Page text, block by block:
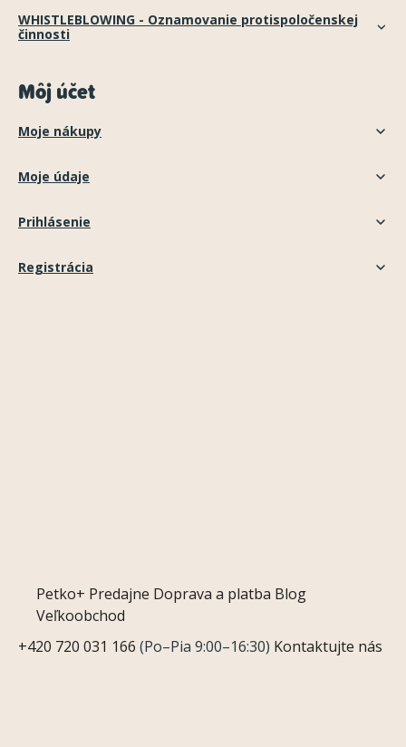
WHISTLEBLOWING - Oznamovanie protispoločenskej
činnosti
Môj účet
Moje nákupy
Moje údaje
Prihlásenie
Registrácia
Petko+ Predajne Doprava a platba Blog
Veľkoobchod
+420 720 031 166 (Po–Pia 9:00–16:30) Kontaktujte nás